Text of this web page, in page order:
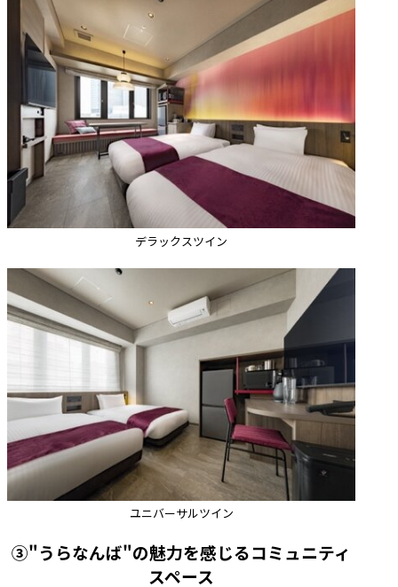
デラックスツイン
ユニバーサルツイン
③"うらなんば"の魅力を感じるコミュニティ
スペース